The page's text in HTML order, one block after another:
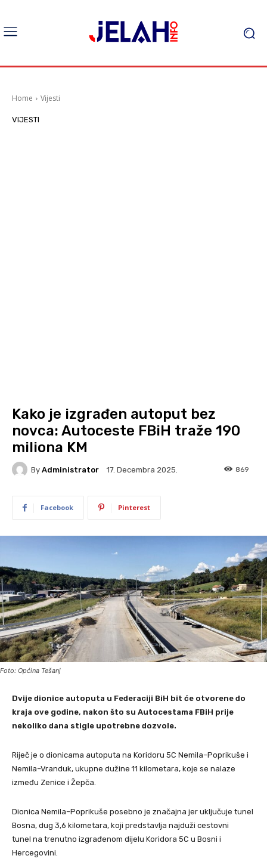
Home Vijesti
VIJESTI
Kako je izgrađen autoput bez
novca: Autoceste FBiH traže 190
miliona KM
By Administrator 17. Decembra 2025. 869
Facebook Pinterest
Foto: Općina Tešanj
Dvije dionice autoputa u Federaciji BiH bit će otvorene do
kraja ove godine, nakon što su Autocestama FBiH prije
nekoliko dana stigle upotrebne dozvole.
Riječ je o dionicama autoputa na Koridoru 5C Nemila–Poprikuše i
Nemila–Vranduk, ukupne dužine 11 kilometara, koje se nalaze
između Zenice i Žepča.
Dionica Nemila–Poprikuše posebno je značajna jer uključuje tunel
Bosna, dug 3,6 kilometara, koji predstavlja najduži cestovni
tunel na trenutno izgrađenom dijelu Koridora 5C u Bosni i
Hercegovini.